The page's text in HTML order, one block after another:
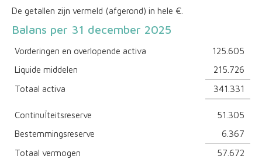
De getallen zijn vermeld (afgerond) in hele €.
Balans per 31 december 2025
Vorderingen en overlopende activa
125.605
Liquide middelen
215.726
Totaal activa
341.331
ContinuÏteitsreserve
51.305
Bestemmingsreserve
6.367
Totaal vermogen
57.672